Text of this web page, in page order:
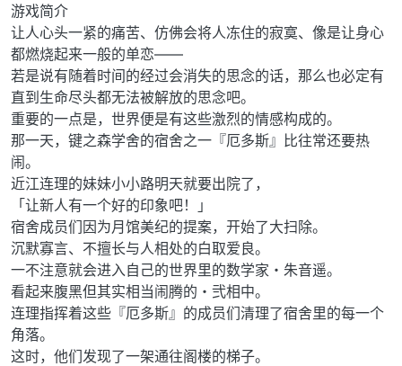
游戏简介
让人心头一紧的痛苦、仿佛会将人冻住的寂寞、像是让身心
都燃烧起来一般的单恋——
若是说有随着时间的经过会消失的思念的话，那么也必定有
直到生命尽头都无法被解放的思念吧。
重要的一点是，世界便是有这些激烈的情感构成的。
那一天，键之森学舍的宿舍之一『厄多斯』比往常还要热
闹。
近江连理的妹妹小小路明天就要出院了，
「让新人有一个好的印象吧！」
宿舍成员们因为月馆美纪的提案，开始了大扫除。
沉默寡言、不擅长与人相处的白取爱良。
一不注意就会进入自己的世界里的数学家・朱音遥。
看起来腹黑但其实相当闹腾的・弐相中。
连理指挥着这些『厄多斯』的成员们清理了宿舍里的每一个
角落。
这时，他们发现了一架通往阁楼的梯子。